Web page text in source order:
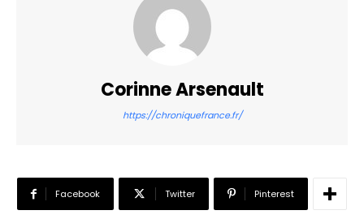
Corinne Arsenault
https://chroniquefrance.fr/
Facebook Twitter Pinterest